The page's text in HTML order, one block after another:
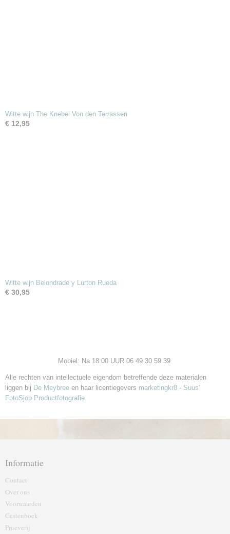
Witte wijn The Knebel Von den Terrassen
€ 12,95
Witte wijn Belondrade y Lurton Rueda
€ 30,95
Mobiel: Na 18:00 UUR 06 49 30 59 39
Alle rechten van intellectuele eigendom betreffende deze materialen
liggen bij De Meybree en haar licentiegevers marketingkr8 - Suus'
FotoSjop Productfotografie.
Informatie
Contact
Over ons
Voorwaarden
Gastenboek
Proeverij